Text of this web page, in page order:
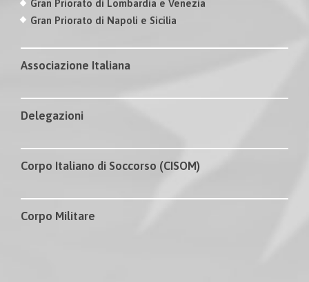
Gran Priorato di Lombardia e Venezia
Gran Priorato di Napoli e Sicilia
Associazione Italiana
Delegazioni
Corpo Italiano di Soccorso (CISOM)
Corpo Militare